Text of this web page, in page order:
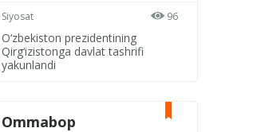
Siyosat 96
O‘zbekiston prezidentining
Qirg‘izistonga davlat tashrifi
yakunlandi
Ommabop